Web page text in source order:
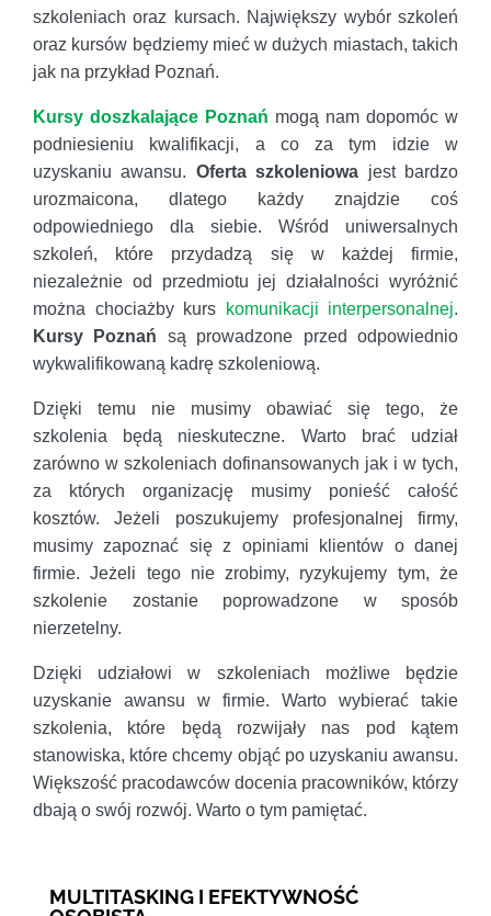
szkoleniach oraz kursach. Największy wybór szkoleń
oraz kursów będziemy mieć w dużych miastach, takich
jak na przykład Poznań.
Kursy doszkalające Poznań mogą nam dopomóc w
podniesieniu kwalifikacji, a co za tym idzie w
uzyskaniu awansu. Oferta szkoleniowa jest bardzo
urozmaicona, dlatego każdy znajdzie coś
odpowiedniego dla siebie. Wśród uniwersalnych
szkoleń, które przydadzą się w każdej firmie,
niezależnie od przedmiotu jej działalności wyróżnić
można chociażby kurs
komunikacji interpersonalnej.
Kursy Poznań są prowadzone przed odpowiednio
wykwalifikowaną kadrę szkoleniową.
Dzięki temu nie musimy obawiać się tego, że
szkolenia będą nieskuteczne. Warto brać udział
zarówno w szkoleniach dofinansowanych jak i w tych,
za których organizację musimy ponieść całość
kosztów. Jeżeli poszukujemy profesjonalnej firmy,
musimy zapoznać się z opiniami klientów o danej
firmie. Jeżeli tego nie zrobimy, ryzykujemy tym, że
szkolenie zostanie poprowadzone w sposób
nierzetelny.
Dzięki udziałowi w szkoleniach możliwe będzie
uzyskanie awansu w firmie. Warto wybierać takie
szkolenia, które będą rozwijały nas pod kątem
stanowiska, które chcemy objąć po uzyskaniu awansu.
Większość pracodawców docenia pracowników, którzy
dbają o swój rozwój. Warto o tym pamiętać.
MULTITASKING I EFEKTYWNOŚĆ